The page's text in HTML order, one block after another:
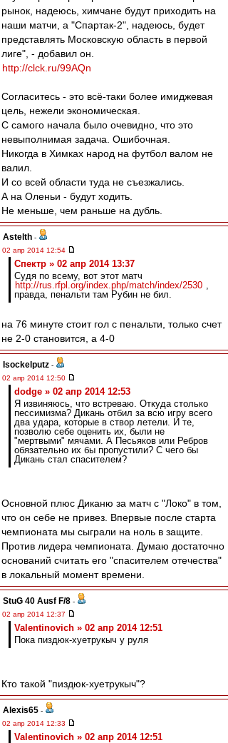
рынок, надеюсь, химчане будут приходить на
наши матчи, а "Спартак-2", надеюсь, будет
представлять Московскую область в первой
лиге", - добавил он.
http://clck.ru/99AQn
Согласитесь - это всё-таки более имиджевая
цель, нежели экономическая.
С самого начала было очевидно, что это
невыполнимая задача. Ошибочная.
Никогда в Химках народ на футбол валом не
валил.
И со всей области туда не съезжались.
А на Оленьи - будут ходить.
Не меньше, чем раньше на дубль.
Astelth -
02 апр 2014 12:54
Спектр » 02 апр 2014 13:37
Судя по всему, вот этот матч
http://rus.rfpl.org/index.php/match/index/2530 ,
правда, пенальти там Рубин не бил.
на 76 минуте стоит гол с пенальти, только счет
не 2-0 становится, а 4-0
Isockelputz -
02 апр 2014 12:50
dodge » 02 апр 2014 12:53
Я извиняюсь, что встреваю. Откуда столько
пессимизма? Дикань отбил за всю игру всего
два удара, которые в створ летели. И те,
позволю себе оценить их, были не
"мертвыми" мячами. А Песьяков или Ребров
обязательно их бы пропустили? С чего бы
Дикань стал спасителем?
Основной плюс Диканю за матч с "Локо" в том,
что он себе не привез. Впервые после старта
чемпионата мы сыграли на ноль в защите.
Против лидера чемпионата. Думаю достаточно
оснований считать его "спасителем отечества"
в локальный момент времени.
StuG 40 Ausf F/8 -
02 апр 2014 12:37
Valentinovich » 02 апр 2014 12:51
Пока пиздюк-хуетрукыч у руля
Кто такой "пиздюк-хуетрукыч"?
Alexis65 -
02 апр 2014 12:33
Valentinovich » 02 апр 2014 12:51